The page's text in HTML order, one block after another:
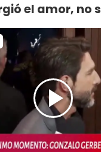
el amor, no